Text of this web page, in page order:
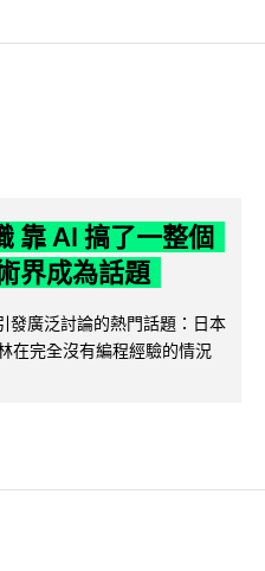
靠 AI 搞了一整個
界成為話題
發廣泛討論的熱門話題：日本
在完全沒有編程經驗的情況